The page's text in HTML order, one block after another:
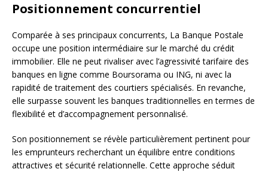
Positionnement concurrentiel
Comparée à ses principaux concurrents, La Banque Postale
occupe une position intermédiaire sur le marché du crédit
immobilier. Elle ne peut rivaliser avec l’agressivité tarifaire des
banques en ligne comme Boursorama ou ING, ni avec la
rapidité de traitement des courtiers spécialisés. En revanche,
elle surpasse souvent les banques traditionnelles en termes de
flexibilité et d’accompagnement personnalisé.
Son positionnement se révèle particulièrement pertinent pour
les emprunteurs recherchant un équilibre entre conditions
attractives et sécurité relationnelle. Cette approche séduit